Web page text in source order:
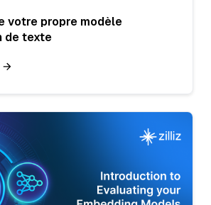
votre propre modèle
de texte